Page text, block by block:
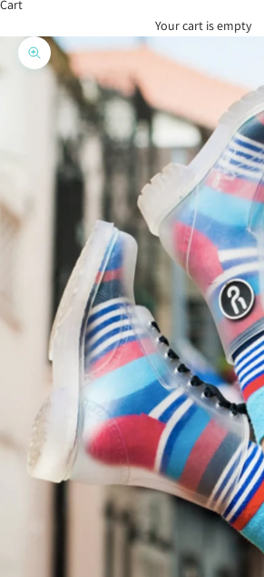
Cart
Your cart is empty
Zoom picture